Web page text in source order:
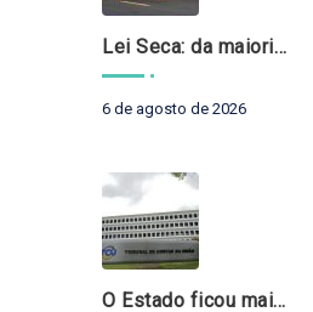
Lei Seca: da maioridade à maturidade
6 de agosto de 2026
O Estado ficou mais complexo. O controle precisa acompanhar